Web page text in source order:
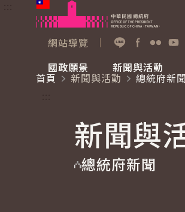
跳到主要內容
網站導覽
國政願景
國家氣候變遷對策委員會
重要談話
新聞與活動
總統府新聞
影音頻道
賴清德總統
參觀資訊
首頁
新聞與活動
總統府新聞
新聞與
總統府新聞